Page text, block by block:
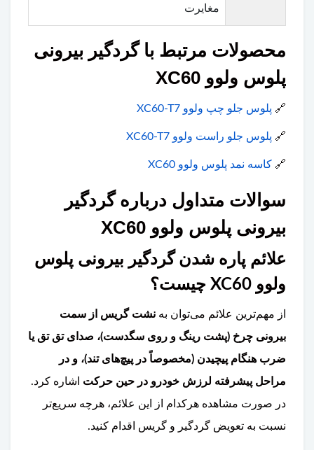
مغایرت
محصولات مرتبط با گردگیر بیرونی
پلوس ولوو XC60
🔗 پلوس جلو چپ ولوو XC60-T7
🔗 پلوس جلو راست ولوو XC60-T7
🔗 کاسه نمد پلوس ولوو XC60
سوالات متداول درباره گردگیر
بیرونی پلوس ولوو XC60
علائم پاره شدن گردگیر بیرونی پلوس
ولوو XC60 چیست؟
از مهم‌ترین علائم می‌توان به نشت گریس از سمت
بیرونی چرخ (پشت رینگ و روی سگدست)، صدای تق تق یا
ضرب هنگام پیچیدن (مخصوصاً در پیچ‌های تند)، و در
مراحل پیشرفته لرزش خودرو در حین حرکت اشاره کرد.
در صورت مشاهده هرکدام از این علائم، هرچه سریع‌تر
نسبت به تعویض گردگیر و گریس اقدام کنید.